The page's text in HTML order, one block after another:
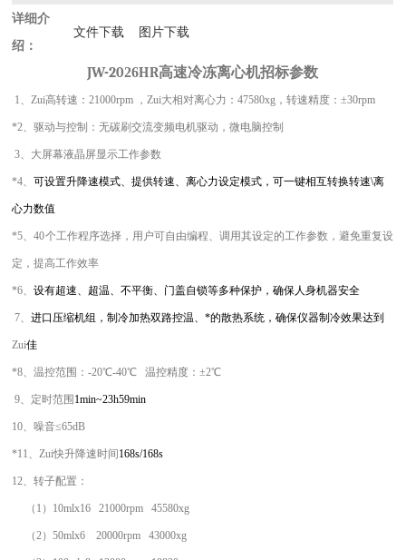
详细介
绍：
文件下载 图片下载
JW-2026HR高速冷冻离心机招标参数
1、Zui高转速：21000rpm ，Zui大相对离心力：47580xg，转速精度：±30rpm
*2、驱动与控制：无碳刷交流变频电机驱动，微电脑控制
3、 大屏幕液晶屏显示工作参数
*4、可设置升降速模式、提供转速、离心力设定模式，可一键相互转换转速\离
心力数值
*5、40个工作程序选择，用户可自由编程、调用其设定的工作参数，避免重复设
定，提高工作效率
*6、设有超速、超温、不平衡、门盖自锁等多种保护，确保人身机器安全
7、进口压缩机组，制冷加热双路控温、*的散热系统，确保仪器制冷效果达到
Zui佳
*8、温控范围：-20℃-40℃ 温控精度：±2℃
9、 定时范围 1min~23h59min
10、噪音≤65dB
*11、Zui快升降速时间 168s/168s
12、转子配置：
（1）10mlx1621000rpm 45580xg
（2）50mlx620000rpm43000xg